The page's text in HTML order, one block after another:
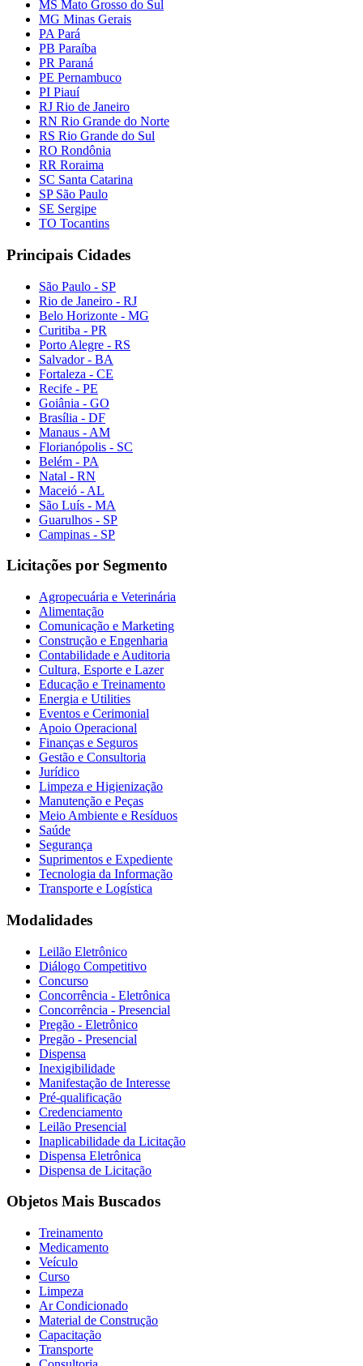
MS Mato Grosso do Sul
MG Minas Gerais
PA Pará
PB Paraíba
PR Paraná
PE Pernambuco
PI Piauí
RJ Rio de Janeiro
RN Rio Grande do Norte
RS Rio Grande do Sul
RO Rondônia
RR Roraima
SC Santa Catarina
SP São Paulo
SE Sergipe
TO Tocantins
Principais Cidades
São Paulo - SP
Rio de Janeiro - RJ
Belo Horizonte - MG
Curitiba - PR
Porto Alegre - RS
Salvador - BA
Fortaleza - CE
Recife - PE
Goiânia - GO
Brasília - DF
Manaus - AM
Florianópolis - SC
Belém - PA
Natal - RN
Maceió - AL
São Luís - MA
Guarulhos - SP
Campinas - SP
Licitações por Segmento
Agropecuária e Veterinária
Alimentação
Comunicação e Marketing
Construção e Engenharia
Contabilidade e Auditoria
Cultura, Esporte e Lazer
Educação e Treinamento
Energia e Utilities
Eventos e Cerimonial
Apoio Operacional
Finanças e Seguros
Gestão e Consultoria
Jurídico
Limpeza e Higienização
Manutenção e Peças
Meio Ambiente e Resíduos
Saúde
Segurança
Suprimentos e Expediente
Tecnologia da Informação
Transporte e Logística
Modalidades
Leilão Eletrônico
Diálogo Competitivo
Concurso
Concorrência - Eletrônica
Concorrência - Presencial
Pregão - Eletrônico
Pregão - Presencial
Dispensa
Inexigibilidade
Manifestação de Interesse
Pré-qualificação
Credenciamento
Leilão Presencial
Inaplicabilidade da Licitação
Dispensa Eletrônica
Dispensa de Licitação
Objetos Mais Buscados
Treinamento
Medicamento
Veículo
Curso
Limpeza
Ar Condicionado
Material de Construção
Capacitação
Transporte